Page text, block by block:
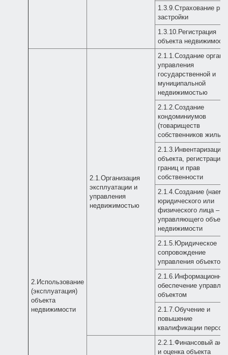
1.3.9.Страхование
застройки
1.3.10.Регистрация
объекта
2.Использование
(эксплуатация)
объекта
недвижимости
2.1.Организация
эксплуатации и
управления
недвижимостью
2.1.1.Создание
управления
государственной и
муниципальной
недвижимостью
2.1.2.Создание
кондоминиумов
(товариществ
собственников жилья)
2.1.3.Инвентаризация
объекта, регистрация
границ и прав
собственности
2.1.4.Создание (наем)
юридического или
физического лица –
управляющего
недвижимости
2.1.5.Юридическое
сопровождение
управления объектом
2.1.6.Информационное
обеспечение
объектом
2.1.7.Обучение и
повышение
квалификации
2.2.1.Финансовый
и оценка объекта